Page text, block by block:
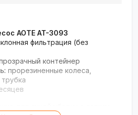
AOTE AT-3093
фильтрация (без
контейнер
прорезиненные колеса,